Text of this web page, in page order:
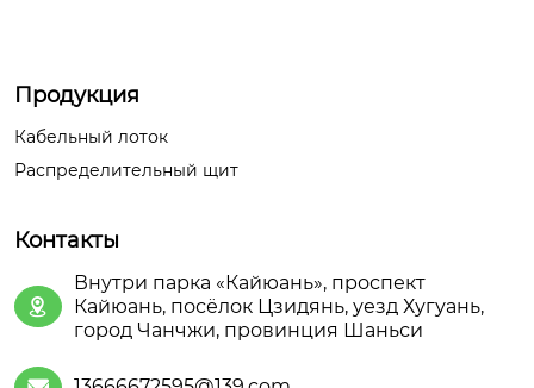
Продукция
Кабельный лоток
Распределительный щит
Контакты

Внутри парка «Кайюань», проспект
Кайюань, посёлок Цзидянь, уезд Хугуань,
город Чанчжи, провинция Шаньси